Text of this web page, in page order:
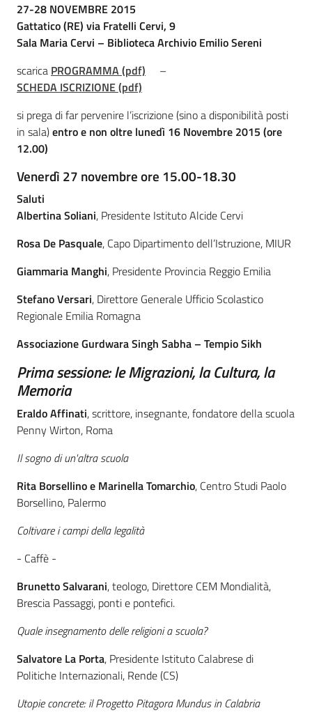
Assemblea
legislativa
Assemblea
Argomenti
Per i cittadini
27-28 NOVEMBRE 2015
Gattatico (RE) via Fratelli Cervi, 9
Sala Maria Cervi – Biblioteca Archivio Emilio Sereni
scarica PROGRAMMA (pdf)
–
SCHEDA ISCRIZIONE (pdf)
si prega di far pervenire l’iscrizione (sino a disponibilità posti
in sala)entro e non oltre lunedì 16 Novembre 2015 (ore
12.00)
Venerdì 27 novembre ore 15.00-18.30
Saluti
Albertina Soliani, Presidente Istituto Alcide Cervi
Rosa De Pasquale, Capo Dipartimento dell’Istruzione, MIUR
Giammaria Manghi, Presidente Provincia Reggio Emilia
Stefano Versari, Direttore Generale Ufficio Scolastico
Regionale Emilia Romagna
Associazione Gurdwara Singh Sabha – Tempio Sikh
Prima sessione: le Migrazioni, la Cultura, la
Memoria
Eraldo Affinati, scrittore, insegnante, fondatore della scuola
Penny Wirton, Roma
Il sogno di un'altra scuola
Rita Borsellino e Marinella Tomarchio, Centro Studi Paolo
Borsellino, Palermo
Coltivare i campi della legalità
- Caffè -
Brunetto Salvarani, teologo, Direttore CEM Mondialità,
Brescia Passaggi, ponti e pontefici.
Quale insegnamento delle religioni a scuola?
Salvatore La Porta, Presidente Istituto Calabrese di
Politiche Internazionali, Rende (CS)
Utopie concrete: il Progetto Pitagora Mundus in Calabria